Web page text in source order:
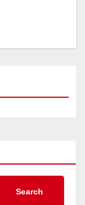
Search